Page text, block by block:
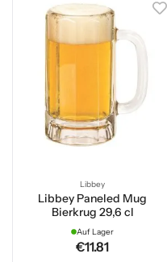
Libbey
Libbey Paneled Mug
Bierkrug 29,6 cl
Auf Lager
€11.81